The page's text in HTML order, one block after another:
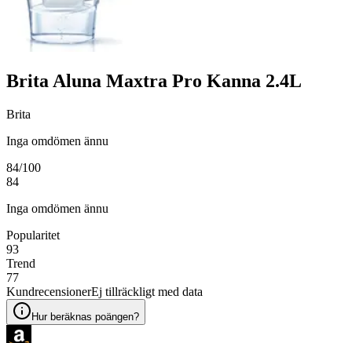
Brita Aluna Maxtra Pro Kanna 2.4L
Brita
Inga omdömen ännu
84/100
84
Inga omdömen ännu
Popularitet
93
Trend
77
KundrecensionerEj tillräckligt med data
Hur beräknas poängen?